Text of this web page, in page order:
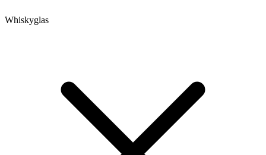
Whiskyglas